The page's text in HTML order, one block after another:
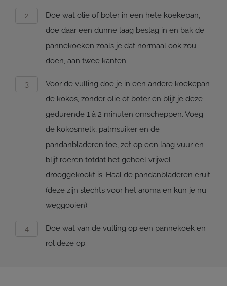
Doe wat olie of boter in een hete koekepan,
doe daar een dunne laag beslag in en bak de
pannekoeken zoals je dat normaal ook zou
doen, aan twee kanten.
Voor de vulling doe je in een andere koekepan
de kokos, zonder olie of boter en blijf je deze
gedurende 1 à 2 minuten omscheppen. Voeg
de kokosmelk, palmsuiker en de
pandanbladeren toe, zet op een laag vuur en
blijf roeren totdat het geheel vrijwel
drooggekookt is. Haal de pandanbladeren eruit
(deze zijn slechts voor het aroma en kun je nu
weggooien).
Doe wat van de vulling op een pannekoek en
rol deze op.